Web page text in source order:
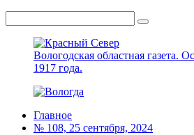
Вологодская областная газета.
1917 года.
Главное
№ 108, 25 сентября, 2024